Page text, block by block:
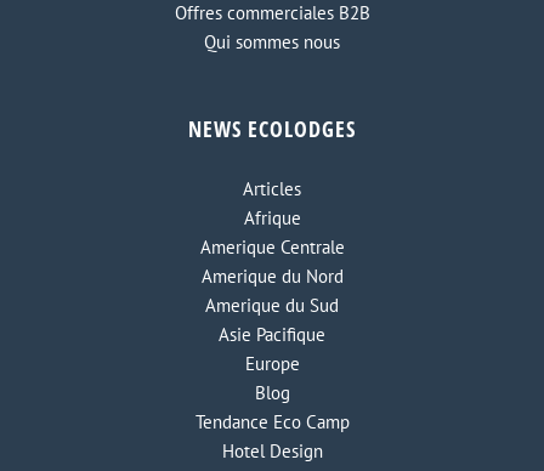
Offres commerciales B2B
Qui sommes nous
NEWS ECOLODGES
Articles
Afrique
Amerique Centrale
Amerique du Nord
Amerique du Sud
Asie Pacifique
Europe
Blog
Tendance Eco Camp
Hotel Design